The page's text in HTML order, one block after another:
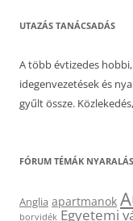
UTAZÁS TANÁCSADÁS
A több évtizedes
idegenvezetések és
gyűlt össze.
FÓRUM TÉMÁK
Anglia apartmanok
borvidék Egyetemi